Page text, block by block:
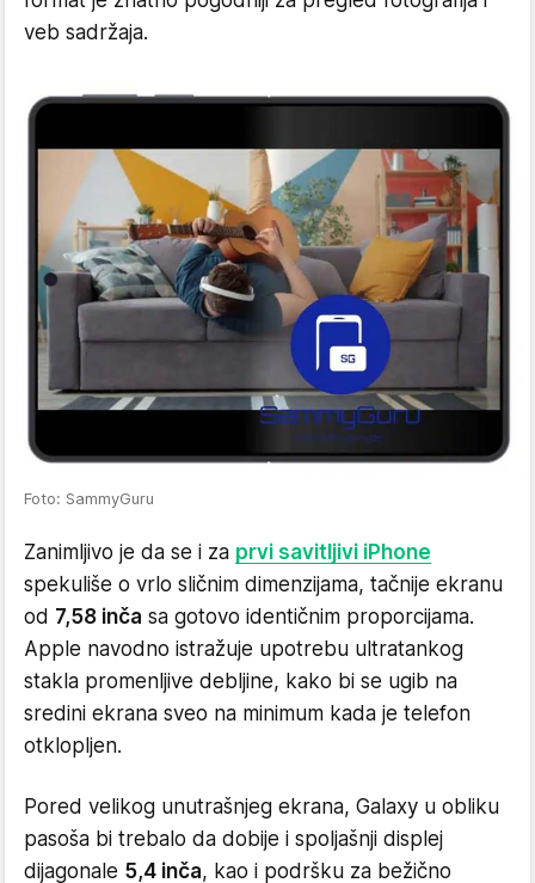
veb sadržaja.
Foto: SammyGuru
Zanimljivo je da se i za prvi savitljivi iPhone
spekuliše o vrlo sličnim dimenzijama, tačnije ekranu
od 7,58 inča sa gotovo identičnim proporcijama.
Apple navodno istražuje upotrebu ultratankog
stakla promenljive debljine, kako bi se ugib na
sredini ekrana sveo na minimum kada je telefon
otklopljen.
Pored velikog unutrašnjeg ekrana, Galaxy u obliku
pasoša bi trebalo da dobije i spoljašnji displej
dijagonale 5,4 inča, kao i podršku za bežično